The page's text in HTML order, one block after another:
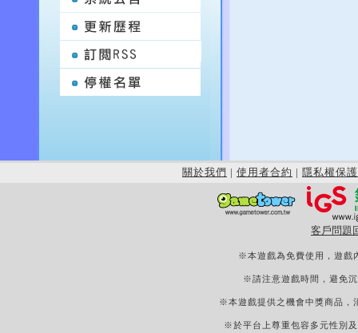
關於我們 | 使用者合約 | 隱私權保護
客戶問題
※本遊戲為免費使用，遊戲
※請注意遊戲時間，避免
※本遊戲提供之機會中獎商品，
※於平台上尊重包容多元性別